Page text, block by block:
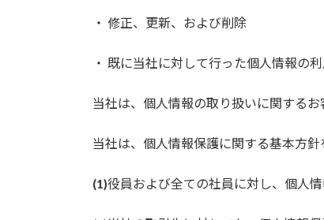
・ 修正、更新、および削除
・ 既に当社に対して行った個人情報の
当社は、個人情報の取り扱いに関する
当社は、個人情報保護に関する基本方
(1)役員および全ての社員に対し、個人